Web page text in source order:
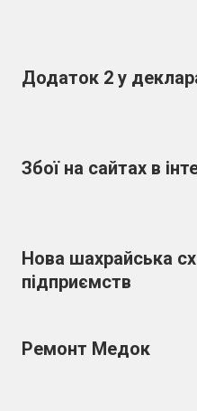
Додаток 2 у
Збої на сайтах в
Нова шахрайська
підприємств
Ремонт Медок